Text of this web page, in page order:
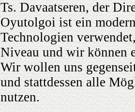
Ts. Davaatseren, der
Oyutolgoi ist ein
Technologien
Niveau und wir können
Wir wollen uns
und stattdessen alle
nutzen.